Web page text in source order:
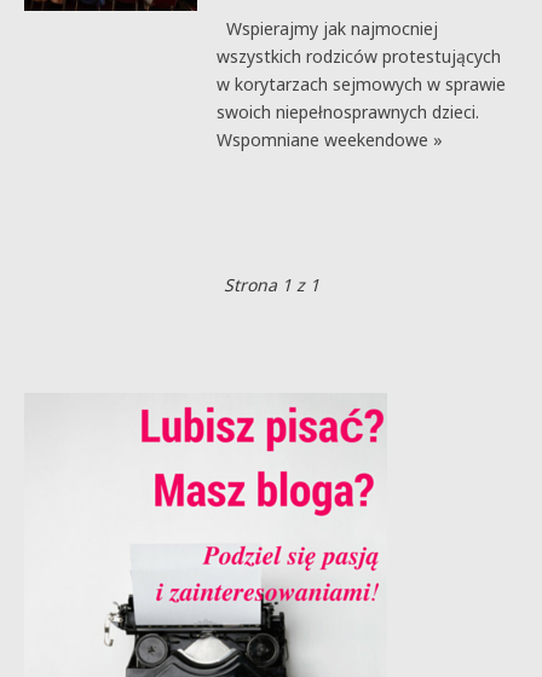
Wspierajmy jak najmocniej
wszystkich rodziców protestujących
w korytarzach sejmowych w sprawie
swoich niepełnosprawnych dzieci.
Wspomniane weekendowe »
Strona 1 z 1